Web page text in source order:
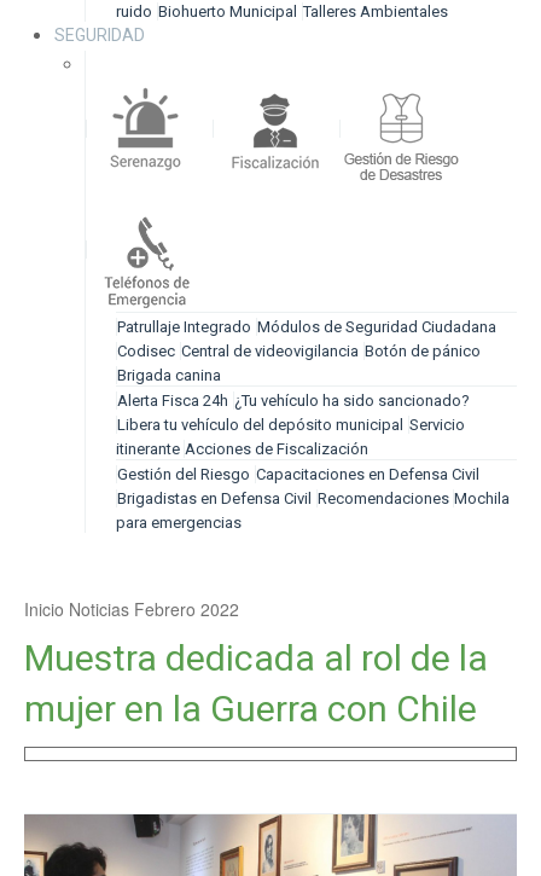
ruido Biohuerto Municipal Talleres Ambientales
SEGURIDAD
Patrullaje Integrado Módulos de Seguridad Ciudadana
Codisec Central de videovigilancia Botón de pánico
Brigada canina
Alerta Fisca 24h ¿Tu vehículo ha sido sancionado?
Libera tu vehículo del depósito municipal Servicio
itinerante Acciones de Fiscalización
Gestión del Riesgo Capacitaciones en Defensa Civil
Brigadistas en Defensa Civil Recomendaciones Mochila
para emergencias
Inicio Noticias Febrero 2022
Muestra dedicada al rol de la
mujer en la Guerra con Chile